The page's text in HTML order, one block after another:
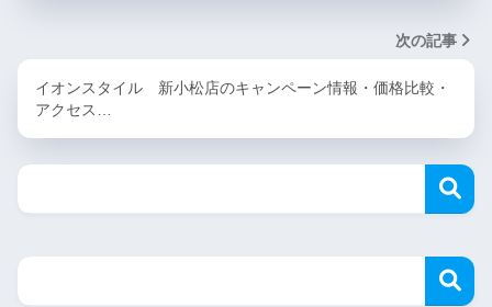
次の記事
イオンスタイル 新小松店のキャンペーン情報・価格比較・
アクセス…